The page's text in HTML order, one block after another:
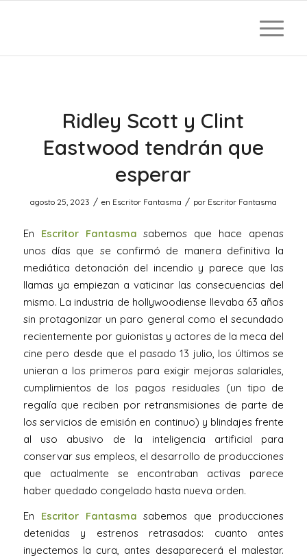
Ridley Scott y Clint
Eastwood tendrán que
esperar
agosto 25, 2023 / en Escritor Fantasma / por Escritor Fantasma
En Escritor Fantasma sabemos que hace apenas
unos días que se confirmó de manera definitiva la
mediática detonación del incendio y parece que las
llamas ya empiezan a vaticinar las consecuencias del
mismo. La industria de hollywoodiense llevaba 63 años
sin protagonizar un paro general como el secundado
recientemente por guionistas y actores de la meca del
cine pero desde que el pasado 13 julio, los últimos se
unieran a los primeros para exigir mejoras salariales,
cumplimientos de los pagos residuales (un tipo de
regalía que reciben por retransmisiones de parte de
los servicios de emisión en continuo) y blindajes frente
al uso abusivo de la inteligencia artificial para
conservar sus empleos, el desarrollo de producciones
que actualmente se encontraban activas parece
haber quedado congelado hasta nueva orden.
En Escritor Fantasma sabemos que producciones
detenidas y estrenos retrasados: cuanto antes
inyectemos la cura, antes desaparecerá el malestar.